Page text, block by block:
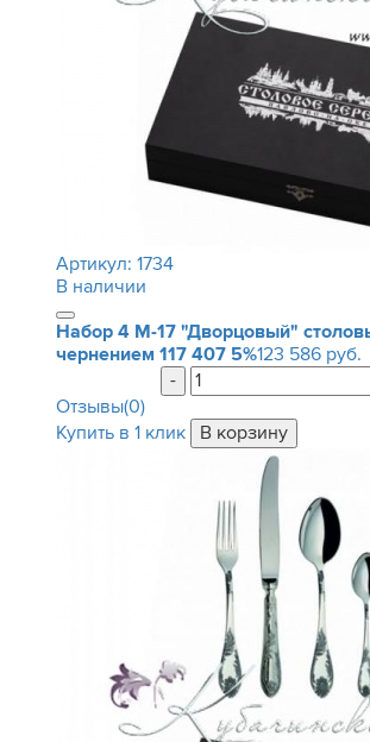
Артикул:1734
В наличии
Набор 4 М-17 "Дворцовый"
чернением117 407 5%123 586 руб.
-
Отзывы(0)
Купить в 1 клик